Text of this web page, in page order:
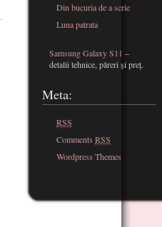
Din bucuria de a scrie
Luna patrata
Samsung Galaxy S11 –
detalii tehnice, păreri și preț.
Meta:
RSS
Comments RSS
Wordpress Themes